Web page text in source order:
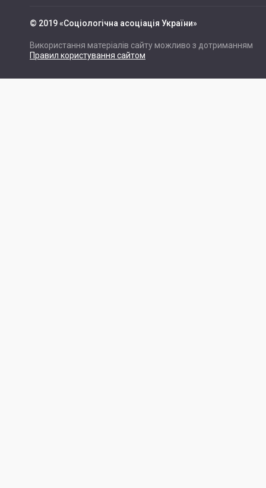
© 2019 «Cоціологічна асоціація України»
Використання матеріалів сайту можливо з дотриманням
Правил користування сайтом